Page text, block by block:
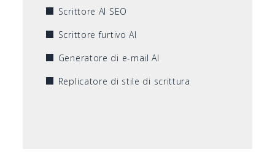
Scrittore AI SEO
Scrittore furtivo AI
Generatore di e-mail AI
Replicatore di stile di scrittura